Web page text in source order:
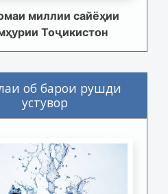
миллии сайёҳии
Тоҷикистон
об барои рушди
устувор